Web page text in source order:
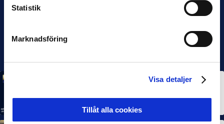
Statistik
Marknadsföring
Visa detaljer
Tillåt alla cookies